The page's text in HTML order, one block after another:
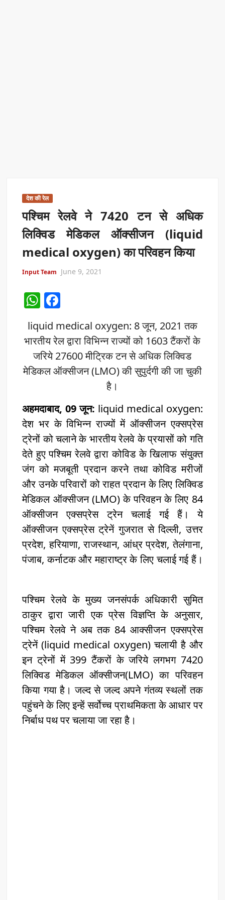
BPCL Ethanol Case: इथेनॉल आवंटन विवाद पर सरकार का जवाब
देश की रेल
पश्चिम रेलवे ने 7420 टन से अधिक
लिक्विड मेडिकल ऑक्सीजन (liquid
medical oxygen) का परिवहन किया
Input Team June 9, 2021
W
h
at
s
A
p
c
e
b
o
k
liquid medical oxygen: 8 जून, 2021 तक
भारतीय रेल द्वारा विभिन्न राज्यों को 1603 टैंकरों के
जरिये 27600 मीट्रिक टन से अधिक लिक्विड
मेडिकल ऑक्सीजन (LMO) की सुपुर्दगी की जा चुकी
है।
अहमदाबाद, 09 जून: liquid medical oxygen:
देश भर के विभिन्न राज्यों में ऑक्सीजन एक्सप्रेस
ट्रेनों को चलाने के भारतीय रेलवे के प्रयासों को गति
देते हुए पश्चिम रेलवे द्वारा कोविड के खिलाफ संयुक्त
जंग को मजबूती प्रदान करने तथा कोविड मरीजों
और उनके परिवारों को राहत प्रदान के लिए लिक्विड
मेडिकल ऑक्सीजन (LMO) के परिवहन के लिए 84
ऑक्सीजन एक्सप्रेस ट्रेन चलाई गई हैं। ये
ऑक्सीजन एक्सप्रेस ट्रेनें गुजरात से दिल्ली, उत्तर
प्रदेश, हरियाणा, राजस्थान, आंध्र प्रदेश, तेलंगाना,
पंजाब, कर्नाटक और महाराष्ट्र के लिए चलाई गई हैं।
पश्चिम रेलवे के मुख्य जनसंपर्क अधिकारी सुमित
ठाकुर द्वारा जारी एक प्रेस विज्ञप्ति के अनुसार,
पश्चिम रेलवे ने अब तक 84 आक्सीजन एक्सप्रेस
ट्रेनें (liquid medical oxygen) चलायी है और
इन ट्रेनों में 399 टैंकरों के जरिये लगभग 7420
लिक्विड मेडिकल ऑक्सीजन(LMO) का परिवहन
किया गया है। जल्द से जल्द अपने गंतव्य स्थलों तक
पहुंचने के लिए इन्हें सर्वोच्च प्राथमिकता के आधार पर
निर्बाध पथ पर चलाया जा रहा है।